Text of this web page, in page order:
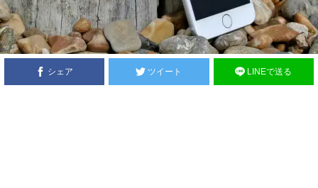
シェア ツイート LINEで送る